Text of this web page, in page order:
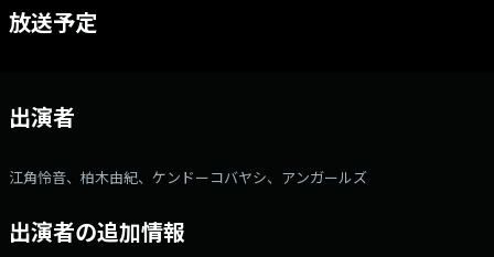
放送予定
出演者
江角怜音、柏木由紀、ケンドーコバヤシ、アンガールズ
出演者の追加情報